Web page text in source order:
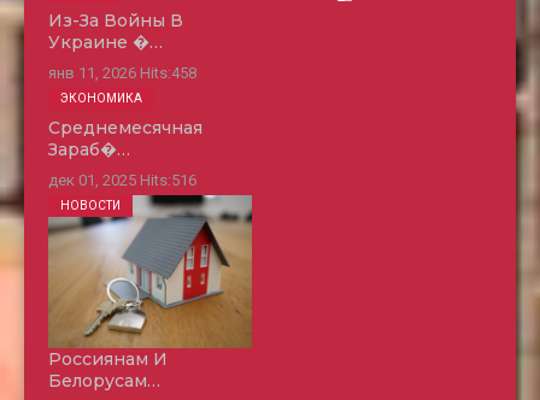
Из-За Войны В
Украине �…
янв 11, 2026 Hits:458
Среднемесячная
Зараб�…
дек 01, 2025 Hits:516
ЭКОНОМИКА
Россиянам И
Белорусам…
НОВОСТИ